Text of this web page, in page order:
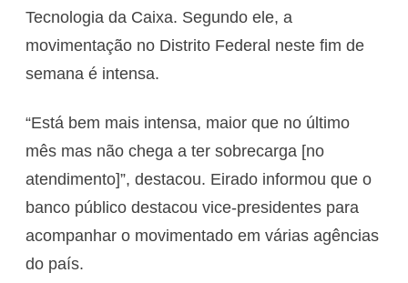
Tecnologia da Caixa. Segundo ele, a
movimentação no Distrito Federal neste fim de
semana é intensa.
“Está bem mais intensa, maior que no último
mês mas não chega a ter sobrecarga [no
atendimento]”, destacou. Eirado informou que o
banco público destacou vice-presidentes para
acompanhar o movimentado em várias agências
do país.